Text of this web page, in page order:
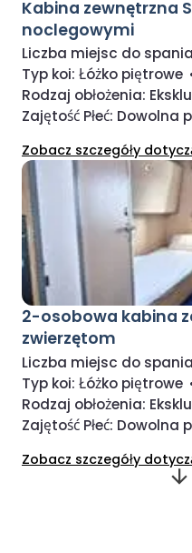
Kabina zewnętrzna
noclegowymi
Liczba miejsc do
Typ koi: Łóżko piętrowe
Rodzaj obłożenia:
Zajętość Płeć: Dowolna
Zobacz szczegóły
2-osobowa kabina
zwierzętom
Liczba miejsc do
Typ koi: Łóżko piętrowe
Rodzaj obłożenia:
Zajętość Płeć: Dowolna
Zobacz szczegóły